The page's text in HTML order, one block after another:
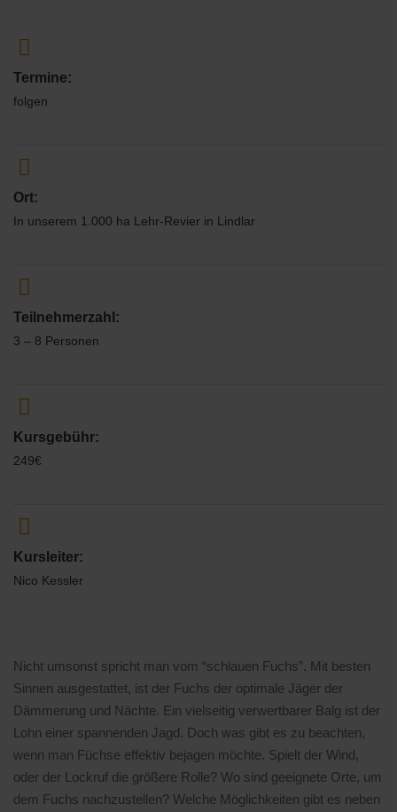
Nicht umsonst spricht man vom “schlauen Fuchs”. Mit besten
Sinnen ausgestattet, ist der Fuchs der optimale Jäger der
Dämmerung und Nächte. Ein vielseitig verwertbarer Balg ist der
Lohn einer spannenden Jagd. Doch was gibt es zu beachten,
wenn man Füchse effektiv bejagen möchte. Spielt der Wind,
oder der Lockruf die größere Rolle? Wo sind geeignete Orte, um
dem Fuchs nachzustellen? Welche Möglichkeiten gibt es neben
Termine:
folgen
Ort:
In unserem 1.000 ha Lehr-Revier in Lindlar
Teilnehmerzahl:
3 – 8 Personen
Kursgebühr:
249€
Kursleiter:
Nico Kessler